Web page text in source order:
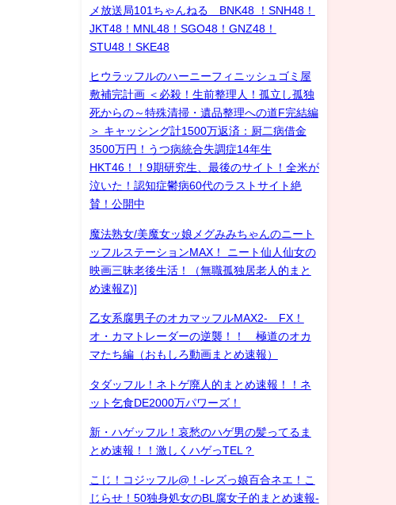
メ放送局101ちゃんねる BNK48 ！SNH48！
JKT48！MNL48！SGO48！GNZ48！
STU48！SKE48
ヒウラッフルのハーニーフィニッシュゴミ屋
敷補完計画 ＜必殺！生前整理人！孤立し孤独
死からの～特殊清掃・遺品整理への道F完結編
＞ キャッシング計1500万返済：厨二病借金
3500万円！うつ病統合失調症14年生
HKT46！！9期研究生、最後のサイト！全米が
泣いた！認知症鬱病60代のラストサイト絶
賛！公開中
魔法熟女/美魔女ッ娘メグみみちゃんのニート
ッフルステーションMAX！ ニート仙人仙女の
映画三昧老後生活！（無職孤独居老人的まと
め速報Z)]
乙女系腐男子のオカマッフルMAX2- FX！
オ・カマトレーダーの逆襲！！ 極道のオカ
マたち編（おもしろ動画まとめ速報）
タダッフル！ネトゲ廃人的まとめ速報！！ネ
ット乞食DE2000万パワーズ！
新・ハゲッフル！哀愁のハゲ男の髪ってるま
とめ速報！！激しくハゲっTEL？
こじ！コジッフル@！-レズっ娘百合ネエ！こ
じらせ！50独身処女のBL腐女子的まとめ速報-